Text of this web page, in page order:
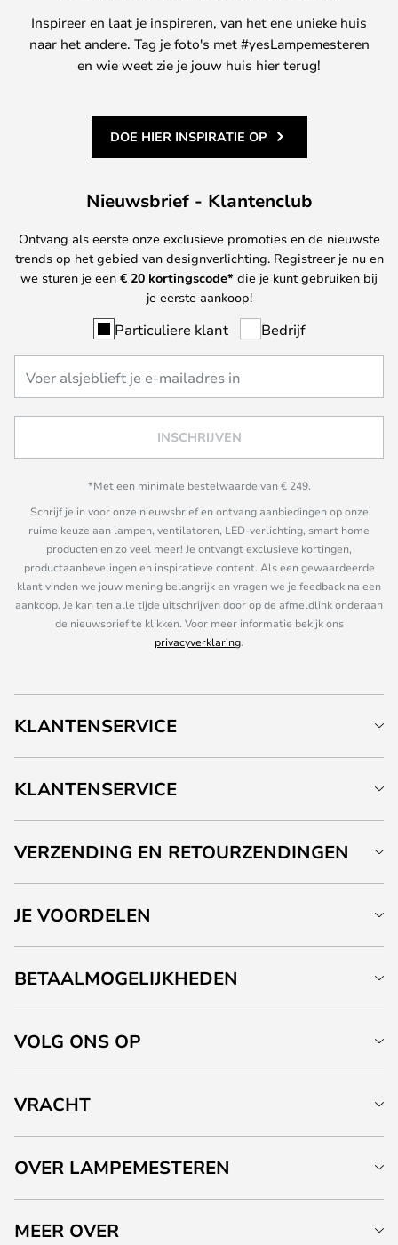
Inspireer en laat je inspireren, van het ene unieke huis
naar het andere. Tag je foto's met #yesLampemesteren
en wie weet zie je jouw huis hier terug!
DOE HIER INSPIRATIE OP
Nieuwsbrief - Klantenclub
Ontvang als eerste onze exclusieve promoties en de nieuwste
trends op het gebied van designverlichting. Registreer je nu en
we sturen je een € 20 kortingscode* die je kunt gebruiken bij
je eerste aankoop!
Particuliere klant Bedrijf
INSCHRIJVEN
*Met een minimale bestelwaarde van € 249.
Schrijf je in voor onze nieuwsbrief en ontvang aanbiedingen op onze
ruime keuze aan lampen, ventilatoren, LED-verlichting, smart home
producten en zo veel meer! Je ontvangt exclusieve kortingen,
productaanbevelingen en inspiratieve content. Als een gewaardeerde
klant vinden we jouw mening belangrijk en vragen we je feedback na een
aankoop. Je kan ten alle tijde uitschrijven door op de afmeldlink onderaan
de nieuwsbrief te klikken. Voor meer informatie bekijk ons
privacyverklaring.
KLANTENSERVICE
KLANTENSERVICE
VERZENDING EN RETOURZENDINGEN
JE VOORDELEN
BETAALMOGELIJKHEDEN
VOLG ONS OP
VRACHT
OVER LAMPEMESTEREN
MEER OVER